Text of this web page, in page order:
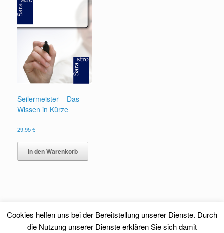
Seilermeister – Das
Wissen in Kürze
29,95€
In den Warenkorb
Cookies helfen uns bei der Bereitstellung unserer Dienste. Durch
die Nutzung unserer Dienste erklären Sie sich damit